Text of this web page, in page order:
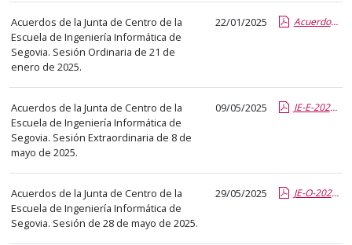
la
fecha
de
publicación,
en
la
última
columna
el
enlace
que
abre
Acuerdos de la Junta de Centro de la
Escuela de Ingeniería Informática de
Segovia. Sesión Ordinaria de 21 de
enero de 2025.
22/01/2025 Acuerdos de la Junta de Centro de la Escuela de Ingeniería Informática de Segovia. Sesión ordinaria de 21 de enero de 2025..pdf
Acuerdos de la Junta de Centro de la
Escuela de Ingeniería Informática de
Segovia. Sesión Extraordinaria de 8 de
mayo de 2025.
09/05/2025 JE-E-20250508-acuerdos.report.pdf.pdf
Acuerdos de la Junta de Centro de la
Escuela de Ingeniería Informática de
Segovia. Sesión de 28 de mayo de 2025.
29/05/2025 JE-O-20250528-acuerdos-COMPLETO.report.pdf.pdf